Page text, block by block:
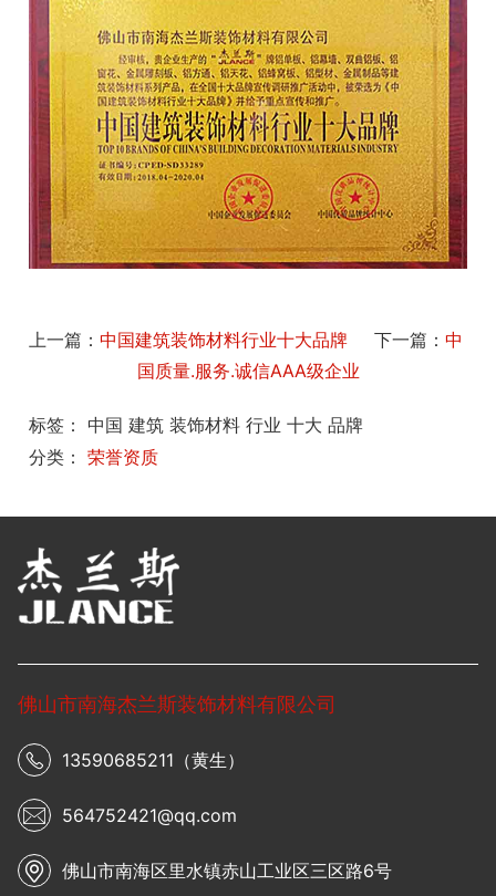
上一篇： 中国建筑装饰材料行业十大品牌 下一篇： 中
国质量.服务.诚信AAA级企业
标签： 中国 建筑 装饰材料 行业 十大 品牌
分类： 荣誉资质
佛山市南海杰兰斯装饰材料有限公司
13590685211（黄生）
564752421@qq.com
佛山市南海区里水镇赤山工业区三区路6号